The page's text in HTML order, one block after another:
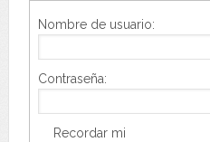
Nombre de usuario:
Contraseña:
Recordar mi